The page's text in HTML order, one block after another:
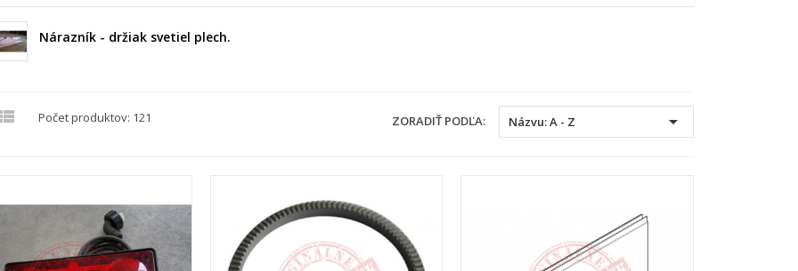
Nárazník - držiak svetiel plech.
Počet produktov: 121 ZORADIŤ PODĽA: Názvu: A - Z 